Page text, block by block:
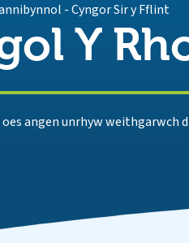
-Cyngor Sir y Fflint
Y
oes angen unrhyw weithgarwch